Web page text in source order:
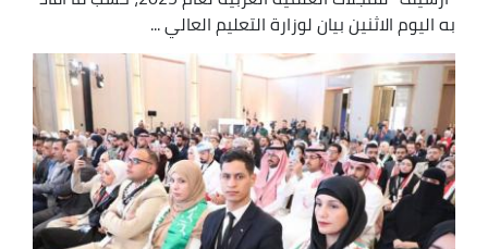
به اليوم الاثنين بيان لوزارة التعليم العالي ...